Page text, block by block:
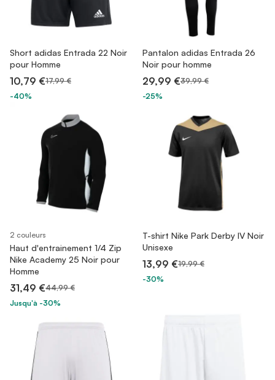
Short adidas Entrada 22 Noir
pour Homme
10,79 €17,99 €
-40%
Pantalon adidas Entrada 26
Noir pour homme
29,99 €39,99 €
-25%
2 couleurs
Haut d'entrainement 1/4 Zip
Nike Academy 25 Noir pour
Homme
31,49 €44,99 €
Jusqu'à -30%
T-shirt Nike Park Derby IV Noir
Unisexe
13,99 €19,99 €
-30%